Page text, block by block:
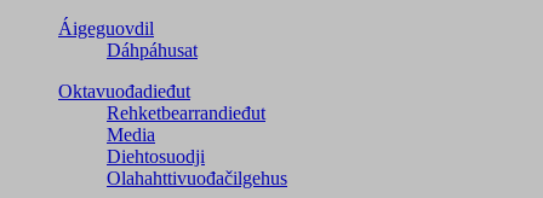
Áigeguovdil
Dáhpáhusat
Oktavuođadieđut
Rehketbearrandieđut
Media
Diehtosuodji
Olahahttivuođačilgehus